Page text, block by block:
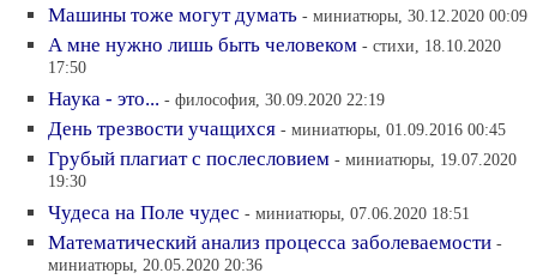
Машины тоже могут думать - миниатюры, 30.12.2020 00:09
А мне нужно лишь быть человеком - стихи, 18.10.2020
17:50
Наука - это... - философия, 30.09.2020 22:19
День трезвости учащихся - миниатюры, 01.09.2016 00:45
Грубый плагиат с послесловием - миниатюры, 19.07.2020
19:30
Чудеса на Поле чудес - миниатюры, 07.06.2020 18:51
Математический анализ процесса заболеваемости -
миниатюры, 20.05.2020 20:36